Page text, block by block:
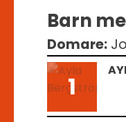
Barn
Domare:
1